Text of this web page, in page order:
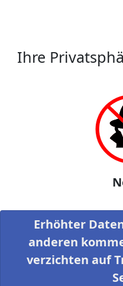
Ihre
Erhöhter
anderen
verzichten auf